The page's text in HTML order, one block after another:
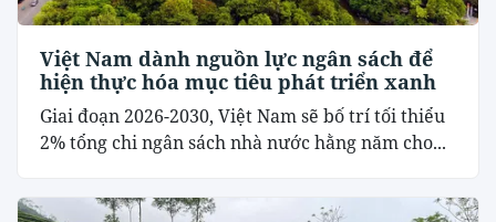
Việt Nam dành nguồn lực ngân sách để
hiện thực hóa mục tiêu phát triển xanh
Giai đoạn 2026-2030, Việt Nam sẽ bố trí tối thiểu
2% tổng chi ngân sách nhà nước hằng năm cho...